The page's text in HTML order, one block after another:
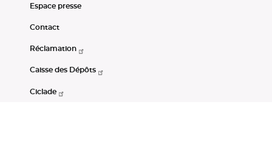
Espace presse
Contact
Réclamation
Caisse des Dépôts
Ciclade